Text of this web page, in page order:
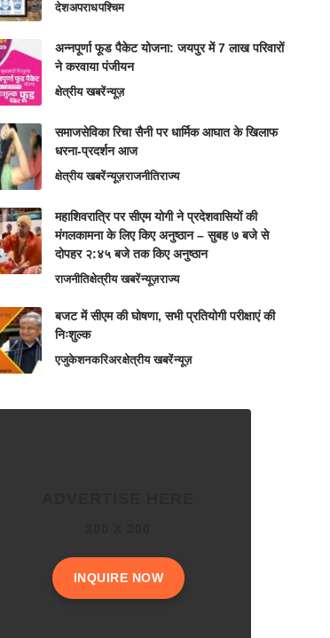
देशअपराधपश्चिम
अन्नपूर्णा फूड पैकेट योजना: जयपुर में 7 लाख परिवारों
ने करवाया पंजीयन
क्षेत्रीय खबरेंन्यूज़
समाजसेविका रिचा सैनी पर धार्मिक आघात के खिलाफ
धरना-प्रदर्शन आज
क्षेत्रीय खबरेंन्यूज़राजनीतिराज्य
महाशिवरात्रि पर सीएम योगी ने प्रदेशवासियों की
मंगलकामना के लिए किए अनुष्ठान – सुबह ७ बजे से
दोपहर २:४५ बजे तक किए अनुष्ठान
राजनीतिक्षेत्रीय खबरेंन्यूज़राज्य
बजट में सीएम की घोषणा, सभी प्रतियोगी परीक्षाएं की
निःशुल्क
एजुकेशनकरिअरक्षेत्रीय खबरेंन्यूज़
INQUIRE NOW